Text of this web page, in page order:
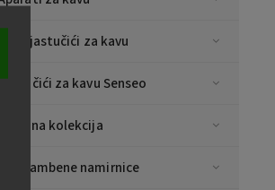
E.S.E jastučići za kavu
za kavu Senseo
Božićna kolekcija
Prehrambene namirnice